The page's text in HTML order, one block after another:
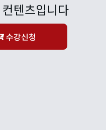
텐츠입니다
수강신청